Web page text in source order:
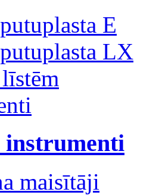
E
LX
maisītāji